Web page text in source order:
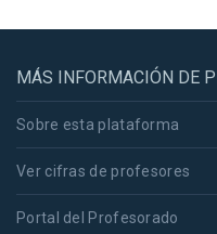
MÁS INFORMACIÓN DE
Sobre esta plataforma
Ver cifras de profesores
Portal del Profesorado